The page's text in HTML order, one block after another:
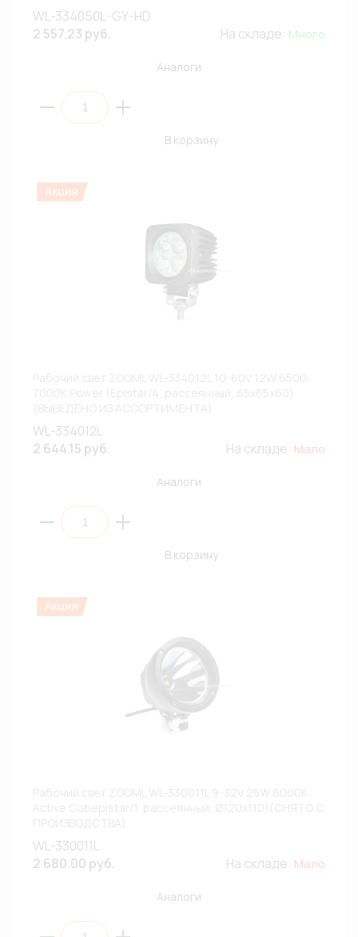
WL-334050L-GY-HD
2 557.23 руб.
На складе: Много
Аналоги
В корзину
WL-334012L
2 644.15 руб.
На складе: Мало
Аналоги
В корзину
WL-330011L
2 680.00 руб.
На складе: Мало
Аналоги